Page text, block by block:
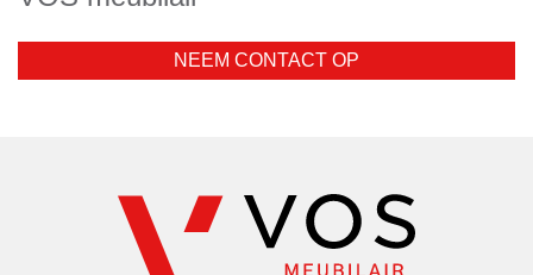
NEEM CONTACT OP